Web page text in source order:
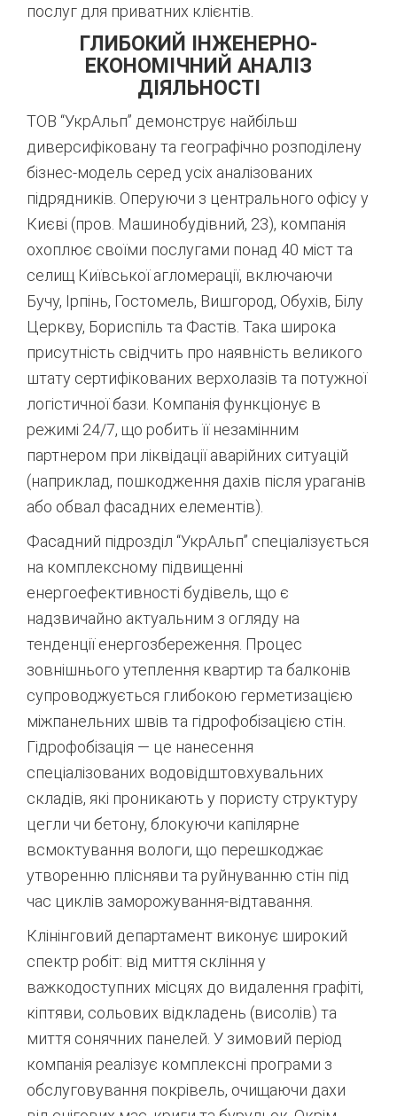
послуг для приватних клієнтів.
ГЛИБОКИЙ ІНЖЕНЕРНО-
ЕКОНОМІЧНИЙ АНАЛІЗ
ДІЯЛЬНОСТІ
ТОВ “УкрАльп” демонструє найбільш
диверсифіковану та географічно розподілену
бізнес-модель серед усіх аналізованих
підрядників. Оперуючи з центрального офісу у
Києві (пров. Машинобудівний, 23), компанія
охоплює своїми послугами понад 40 міст та
селищ Київської агломерації, включаючи
Бучу, Ірпінь, Гостомель, Вишгород, Обухів, Білу
Церкву, Бориспіль та Фастів. Така широка
присутність свідчить про наявність великого
штату сертифікованих верхолазів та потужної
логістичної бази. Компанія функціонує в
режимі 24/7, що робить її незамінним
партнером при ліквідації аварійних ситуацій
(наприклад, пошкодження дахів після ураганів
або обвал фасадних елементів).
Фасадний підрозділ “УкрАльп” спеціалізується
на комплексному підвищенні
енергоефективності будівель, що є
надзвичайно актуальним з огляду на
тенденції енергозбереження. Процес
зовнішнього утеплення квартир та балконів
супроводжується глибокою герметизацією
міжпанельних швів та гідрофобізацією стін.
Гідрофобізація — це нанесення
спеціалізованих водовідштовхувальних
складів, які проникають у пористу структуру
цегли чи бетону, блокуючи капілярне
всмоктування вологи, що перешкоджає
утворенню плісняви та руйнуванню стін під
час циклів заморожування-відтавання.
Клінінговий департамент виконує широкий
спектр робіт: від миття скління у
важкодоступних місцях до видалення графіті,
кіптяви, сольових відкладень (висолів) та
миття сонячних панелей. У зимовий період
компанія реалізує комплексні програми з
обслуговування покрівель, очищаючи дахи